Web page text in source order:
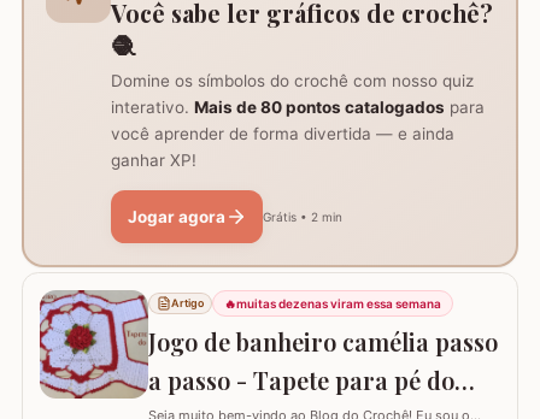
Você sabe ler gráficos de crochê?
🧶
Domine os símbolos do crochê com nosso quiz
interativo. Mais de 80 pontos catalogados para
você aprender de forma divertida — e ainda
ganhar XP!
Jogar agora Grátis • 2 min
Artigo 🔥muitas dezenas viram essa semana
Jogo de banheiro camélia passo
a passo - Tapete para pé do
Seja muito bem-vindo ao Blog do Crochê! Eu sou o